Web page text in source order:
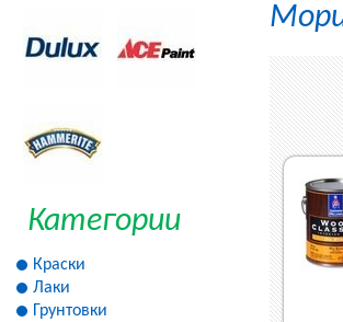
Категории
Краски
Лаки
Грунтовки